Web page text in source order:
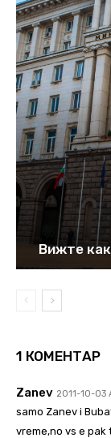
Вижте
1 КОМЕНТАР
Zanev 2011-10-03
samo Zanev i
vreme,no vs e